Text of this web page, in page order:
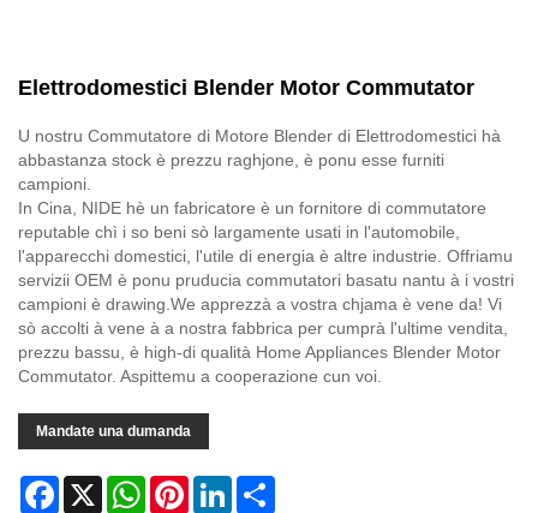
Elettrodomestici Blender Motor Commutator
U nostru Commutatore di Motore Blender di Elettrodomestici hà
abbastanza stock è prezzu raghjone, è ponu esse furniti
campioni.
In Cina, NIDE hè un fabricatore è un fornitore di commutatore
reputable chì i so beni sò largamente usati in l'automobile,
l'apparecchi domestici, l'utile di energia è altre industrie. Offriamu
servizii OEM è ponu pruducia commutatori basatu nantu à i vostri
campioni è drawing.We apprezzà a vostra chjama è vene da! Vi
sò accolti à vene à a nostra fabbrica per cumprà l'ultime vendita,
prezzu bassu, è high-di qualità Home Appliances Blender Motor
Commutator. Aspittemu a cooperazione cun voi.
Mandate una dumanda
Facebook
X WhatsAppPinterestLinkedIn